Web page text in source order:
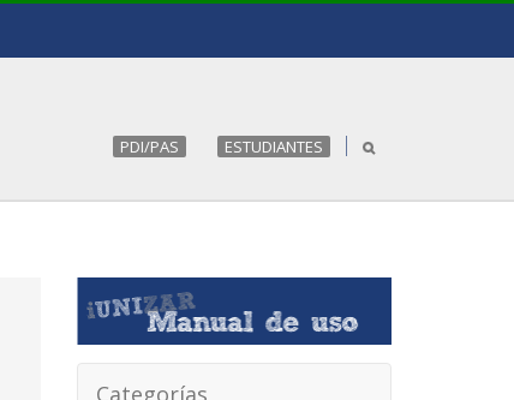
PDI/PAS ESTUDIANTES
Categorías